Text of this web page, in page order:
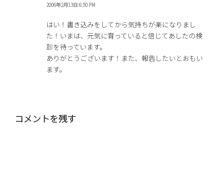
2006年2月13日 6:50 PM
はい！書き込みをしてから気持ちが楽になりまし
た！いまは、元気に育っていると信じてあしたの検
診を待っています。
ありがとうございます！また、報告したいとおもい
ます。
コメントを残す